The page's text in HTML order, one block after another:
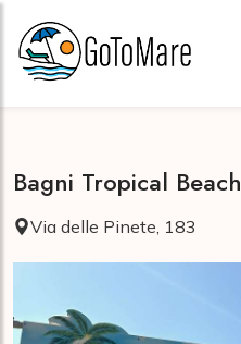
Bagni Tropical Beach
Via delle Pinete, 183